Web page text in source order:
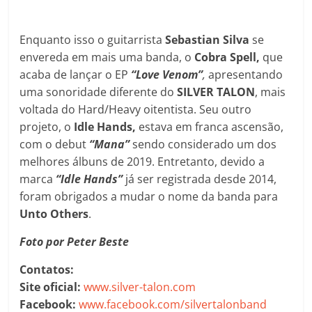
Enquanto isso o guitarristaSebastian Silvase
envereda em mais uma banda, o Cobra Spell, que
acaba de lançar o EP “Love Venom”,apresentando
uma sonoridade diferente doSILVER TALON, mais
voltada do Hard/Heavy oitentista. Seu outro
projeto, o Idle Hands, estava em franca ascensão,
com o debut “Mana”sendo considerado um dos
melhores álbuns de 2019. Entretanto, devido a
marca “Idle Hands”já ser registrada desde 2014,
foram obrigados a mudar o nome da banda para
Unto Others.
Foto por Peter Beste
Contatos:
Site oficial:www.silver-talon.com
Facebook:www.facebook.com/silvertalonband